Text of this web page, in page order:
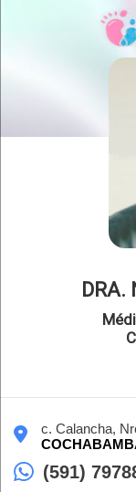
DRA.
c. Calancha,
(591)